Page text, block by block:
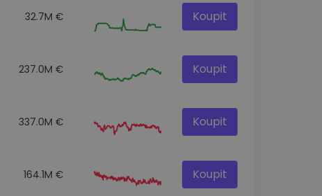
32.7M € Koupit
237.0M € Koupit
337.0M € Koupit
164.1M € Koupit